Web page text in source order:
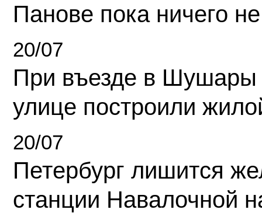
Панове пока ничего
20/07
При въезде в Шушары
улице построили
20/07
Петербург лишится
станции Навалочной